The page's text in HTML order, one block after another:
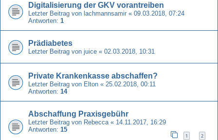
Digitalisierung der GKV vorantreiben
Letzter Beitrag von lachmannsamir « 09.03.2018, 07:24
Antworten: 1
Prädiabetes
Letzter Beitrag von juice « 02.03.2018, 10:31
Private Krankenkasse abschaffen?
Letzter Beitrag von Elton « 25.02.2018, 00:11
Antworten: 14
Abschaffung Praxisgebühr
Letzter Beitrag von Rebecca « 14.11.2017, 16:29
Antworten: 15
1 2